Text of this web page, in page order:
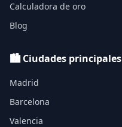
Calculadora de oro
Blog
🏙️ Ciudades principales
Madrid
Barcelona
Valencia